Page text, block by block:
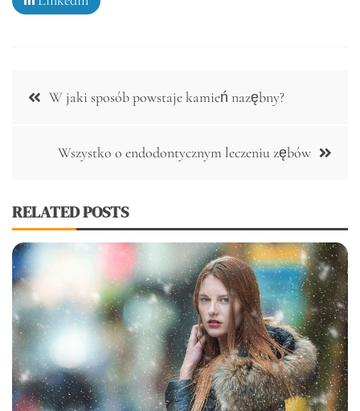
Nawigacja
W jaki sposób powstaje kamień nazębny?
Wszystko o endodontycznym leczeniu zębów
RELATED POSTS